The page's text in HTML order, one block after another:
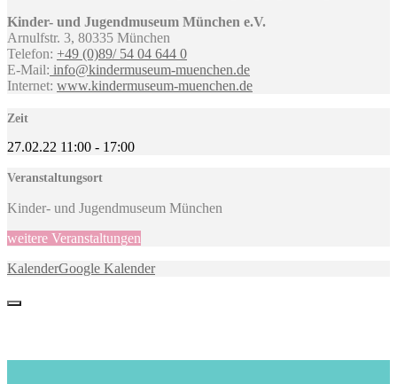
Kinder- und Jugendmuseum München e.V.
Arnulfstr. 3, 80335 München
Telefon: +49 (0)89/ 54 04 644 0
E-Mail: info@kindermuseum-muenchen.de
Internet: www.kindermuseum-muenchen.de
Zeit
27.02.22 11:00 - 17:00
Veranstaltungsort
Kinder- und Jugendmuseum München
weitere Veranstaltungen
KalenderGoogle Kalender